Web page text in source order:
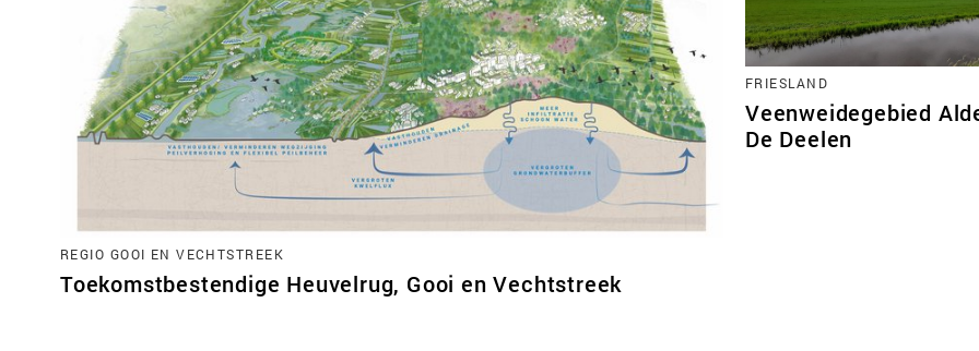
REGIO GOOI EN VECHTSTREEK
Toekomstbestendige Heuvelrug, Gooi en Vechtstreek
FRIESLAND
Veenweidegebied
De Deelen